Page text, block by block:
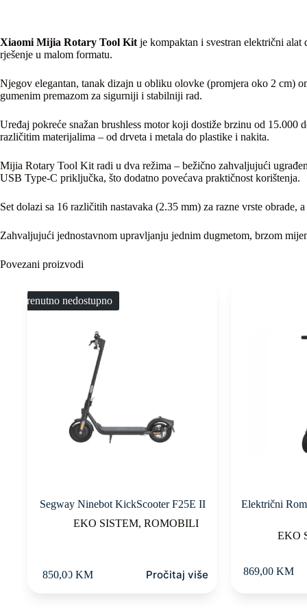
Xiaomi Mijia Rotary Tool Kit je kompaktan i svestran električni
rješenje u malom formatu.
Njegov elegantan, tanak dizajn u obliku olovke (promjera oko 2 cm)
gumenim premazom za sigurniji i stabilniji rad.
Uređaj pokreće snažan brushless motor koji dostiže brzinu od
različitim materijalima – od drveta i metala do plastike i nakita.
Mijia Rotary Tool Kit radi u dva režima – bežično zahvaljujući
USB Type-C priključka, što dodatno povećava praktičnost korištenja.
Set dolazi sa 16 različitih nastavaka (2.35 mm) za razne vrste
Zahvaljujući jednostavnom upravljanju jednim dugmetom, brzom
Povezani proizvodi
Trenutno nedostupno
Segway Ninebot KickScooter F25E II
EKO SISTEM,ROMOBILI
850,00KM Pročitaj više
Električni
EKO
869,00 KM